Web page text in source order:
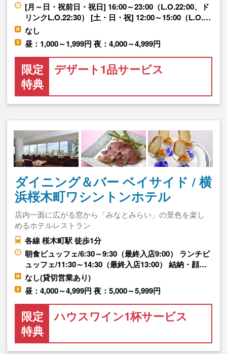
[月～日・祝前日・祝日] 16:00～23:00（L.O.22:00、ド
リンクL.O.22:30） [土・日・祝] 12:00～15:00（L.O.…
なし
昼：1,000～1,999円 夜：4,000～4,999円
限定
特典
デザート1品サービス
ダイニング＆バー ベイサイド / 横
浜桜木町ワシントンホテル
店内一面に広がる窓から「みなとみらい」の景色を楽し
めるホテルレストラン
各線 桜木町駅 徒歩1分
朝食ビュッフェ/6:30～9:30（最終入店9:00） ランチビ
ュッフェ/11:30～14:30（最終入店13:00） 結納・顔…
なし(貸切営業あり)
昼：4,000～4,999円 夜：5,000～5,999円
限定
特典
ハウスワイン1杯サービス